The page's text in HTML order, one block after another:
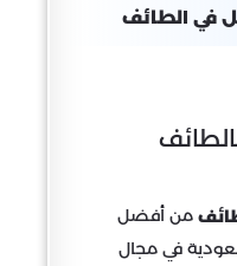
في الطائف
من أفضل
في مجال